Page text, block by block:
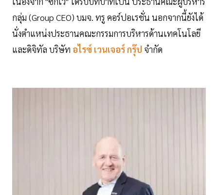
กลุ่ม (Group CEO) บมจ. ทรู คอร์ปอเรชั่น นอกจากนี้ยังได้
นั่งตำแหน่งประธานคณะกรรมการบริหารด้านเทคโนโลยี
และดิจิทัล บริษัท อไรซ์ เวนเจอร์ กรุ๊ป จำกัด